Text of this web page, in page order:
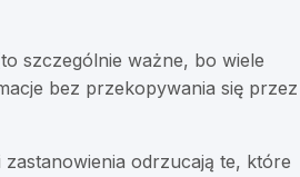
szczególnie ważne, bo wiele
bez przekopywania się przez
odrzucają te, które